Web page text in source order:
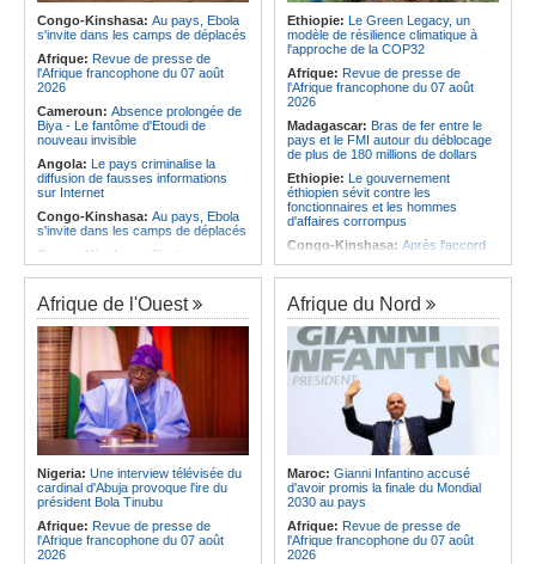
Afrique:Partenariat Afrique-Monde
arabe - Des mesures adoptées pour
relancer la coopération
Afrique:Enjeux sur l'eau potable en
Afrique - Le Prof Jacques Djoli
Angola:Des experts prélèvent des
échantillons pour identifier les
victimes de l'accident de Cuanza-
Sul
Congo-Kinshasa: Au pays, Ebola
s'invite dans les camps de déplacés
Afrique: Revue de presse de
l'Afrique francophone du 07 août
2026
Cameroun: Absence prolongée de
Biya - Le fantôme d'Etoudi de
nouveau invisible
Angola: Le pays criminalise la
diffusion de fausses informations
sur Internet
Congo-Kinshasa: Au pays, Ebola
s'invite dans les camps de déplacés
Congo-Kinshasa: Ebola au pays -
Africa CDC mise sur les
communautés
Afrique Centrale:L'explosion de la
demande de viande de brousse
extermine la faune sauvage
Congo-Kinshasa:Après l'accord
avec une branche des FDLR, les
zones d'ombre persistent
Centrafrique: Un gendarme détenu
par le groupe armé AAKG retrouve
la liberté
Rome et Kigali discutent
d'une possible externalisation au
pays des procédures d'asile à
destination de l'Italie
Ethiopie: Le Green Legacy, un
modèle de résilience climatique à
l'approche de la COP32
Afrique: Revue de presse de
l'Afrique francophone du 07 août
2026
Madagascar: Bras de fer entre le
pays et le FMI autour du déblocage
de plus de 180 millions de dollars
Ethiopie: Le gouvernement
éthiopien sévit contre les
fonctionnaires et les hommes
d'affaires corrompus
Congo-Kinshasa: Après l'accord
Sud-Soudan: Le pays à la croisée
des chemins, alerte l'ONU
Rwanda: Rome et Kigali discutent
d'une possible externalisation au
pays des procédures d'asile à
destination de l'Italie
Somalie:Le camp de Galkayo
frappé par une violente attaque des
Forces du Puntland
Soudan:La guerre contre les
houthistes du Yémen peut-elle
détourner Riyad du pays ?
Sud-Soudan:
femmes pour accéder aux soins de
santé
Afrique de l'Ouest
Nigeria: Une interview télévisée du
cardinal d'Abuja provoque l'ire du
président Bola Tinubu
Afrique: Revue de presse de
l'Afrique francophone du 07 août
2026
Afrique du Nord
Maroc: Gianni Infantino accusé
d'avoir promis la finale du Mondial
2030 au pays
Afrique: Revue de presse de
l'Afrique francophone du 07 août
2026